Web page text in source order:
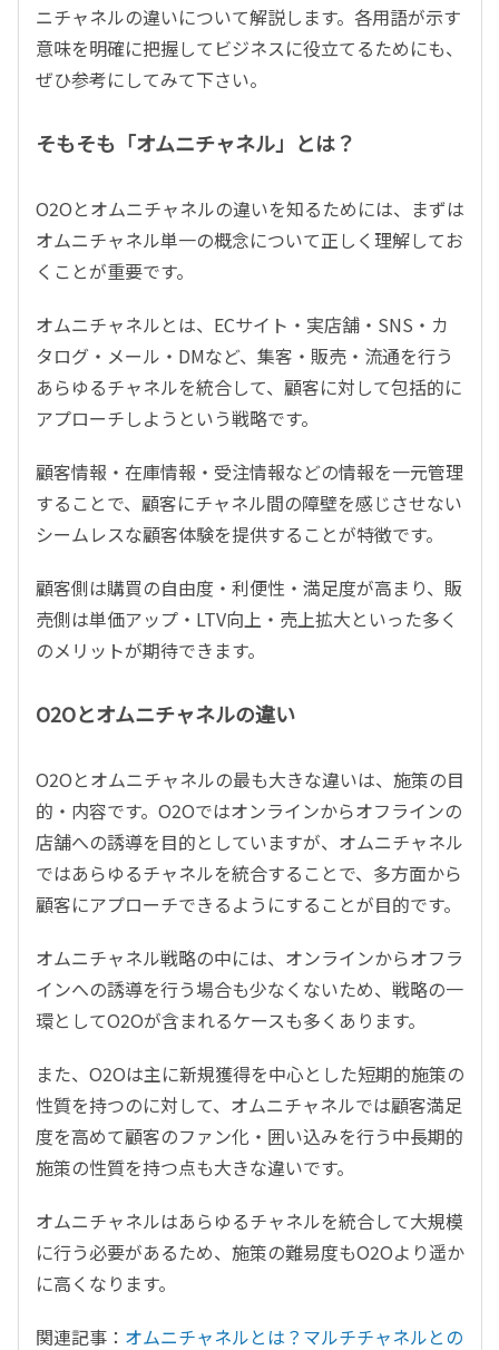
ニチャネルの違いについて解説します。各用語が示す
意味を明確に把握してビジネスに役立てるためにも、
ぜひ参考にしてみて下さい。
そもそも「オムニチャネル」とは？
O2Oとオムニチャネルの違いを知るためには、まずは
オムニチャネル単一の概念について正しく理解してお
くことが重要です。
オムニチャネルとは、ECサイト・実店舗・SNS・カ
タログ・メール・DMなど、集客・販売・流通を行う
あらゆるチャネルを統合して、顧客に対して包括的に
アプローチしようという戦略です。
顧客情報・在庫情報・受注情報などの情報を一元管理
することで、顧客にチャネル間の障壁を感じさせない
シームレスな顧客体験を提供することが特徴です。
顧客側は購買の自由度・利便性・満足度が高まり、販
売側は単価アップ・LTV向上・売上拡大といった多く
のメリットが期待できます。
O2Oとオムニチャネルの違い
O2Oとオムニチャネルの最も大きな違いは、施策の目
的・内容です。O2Oではオンラインからオフラインの
店舗への誘導を目的としていますが、オムニチャネル
ではあらゆるチャネルを統合することで、多方面から
顧客にアプローチできるようにすることが目的です。
オムニチャネル戦略の中には、オンラインからオフラ
インへの誘導を行う場合も少なくないため、戦略の一
環としてO2Oが含まれるケースも多くあります。
また、O2Oは主に新規獲得を中心とした短期的施策の
性質を持つのに対して、オムニチャネルでは顧客満足
度を高めて顧客のファン化・囲い込みを行う中長期的
施策の性質を持つ点も大きな違いです。
オムニチャネルはあらゆるチャネルを統合して大規模
に行う必要があるため、施策の難易度もO2Oより遥か
に高くなります。
関連記事： オムニチャネルとは？マルチチャネルとの